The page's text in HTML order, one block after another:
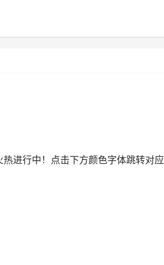
进行中！点击下方颜色字体跳转对应